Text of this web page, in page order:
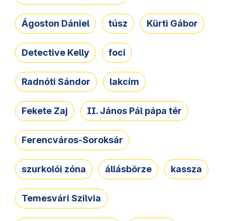
Ágoston Dániel túsz Kürti Gábor
Detective Kelly foci
Radnóti Sándor lakcím
Fekete Zaj II. János Pál pápa tér
Ferencváros-Soroksár
szurkolói zóna állásbörze kassza
Temesvári Szilvia